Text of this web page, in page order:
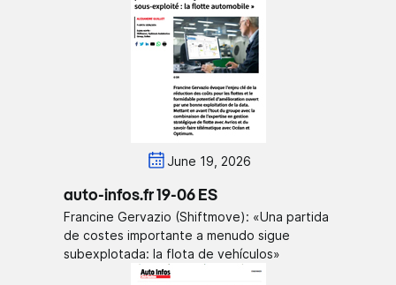
June 19, 2026
auto-infos.fr 19-06 ES
Francine Gervazio (Shiftmove): «Una partida
de costes importante a menudo sigue
subexplotada: la flota de vehículos»